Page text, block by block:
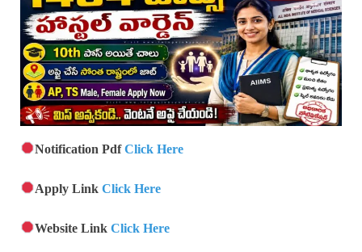
Notification PdfClick Here
Apply LinkClick Here
Website LinkClick Here